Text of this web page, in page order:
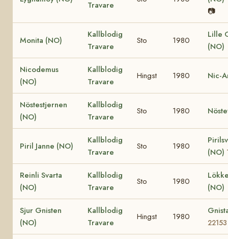
Travare
📷
Monita (NO)
Kallblodig
Travare
Sto 1980
Lille
(NO)
Nicodemus
(NO)
Kallblodig
Travare
Hingst 1980 Nic-
Nöstestjernen
(NO)
Kallblodig
Travare
Sto 1980
Piril Janne (NO)
Kallblodig
Travare
Sto 1980
(NO)
Reinli Svarta
(NO)
Kallblodig
Travare
Sto 1980
(NO)
Sjur Gnisten
(NO)
Kallblodig
Travare
Hingst 1980
22153